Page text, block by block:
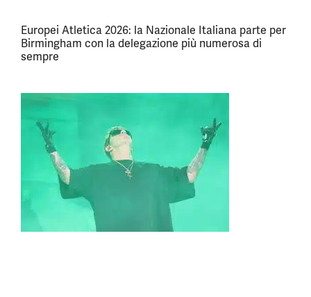
Europei Atletica 2026: la Nazionale Italiana parte per
Birmingham con la delegazione più numerosa di
sempre